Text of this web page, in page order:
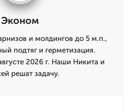
Эконом
и молдингов до 5 м.п.,
подтяг и герметизация.
2026 г. Наши Никита и
решат задачу.